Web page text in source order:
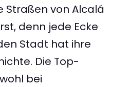
Straßen von Alcalá
denn jede Ecke
Stadt hat ihre
Die Top-
bei